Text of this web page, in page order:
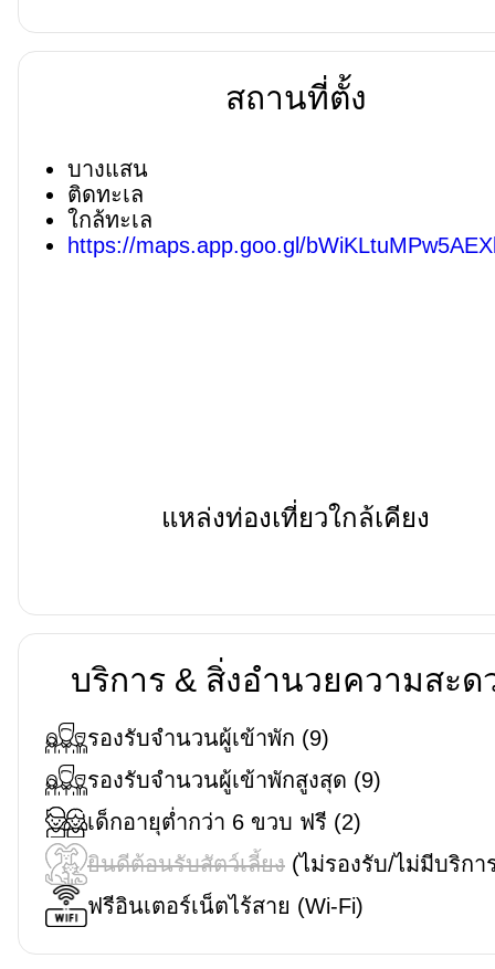
สถานที่ตั้ง
บางแสน
ติดทะเล
ใกล้ทะเล
https://maps.app.goo.gl/
แหล่งท่องเที่ยวใกล้เคียง
บริการ & สิ่งอำนวยความสะด
รองรับจำนวนผู้เข้าพัก (9)
รองรับจำนวนผู้เข้าพักสูงสุด (9)
เด็กอายุต่ำกว่า 6 ขวบ ฟรี (2)
ยินดีต้อนรับสัตว์เลี้ยง (ไม่รองรับ/ไม่มีบริกา
ฟรีอินเตอร์เน็ตไร้สาย (Wi-Fi)